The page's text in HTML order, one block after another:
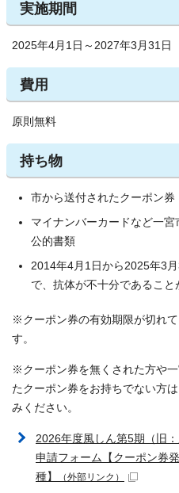
実施期間
2025年4月1日～2027年3月31日
費用
原則無料
持ち物
市から送付されたクーポン券
マイナンバーカードなど一
公的書類
2014年4月1日から2025年3
で、抗体が不十分であるこ
※クーポン券の有効期限が切れ
す。
※クーポン券を無くされた方や
たクーポン券をお持ちでない方
みください。
2026年度風しん第5期（旧
申請フォーム【クーポン券
種】
（外部リンク）